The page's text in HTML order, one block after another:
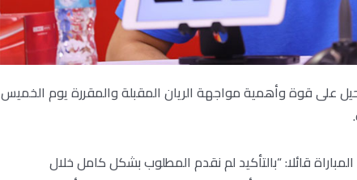
على قوة وأهمية مواجهة الريان المقبلة والمقررة يوم الخميس
قائلا: “بالتأكيد لم نقدم المطلوب بشكل كامل خلال